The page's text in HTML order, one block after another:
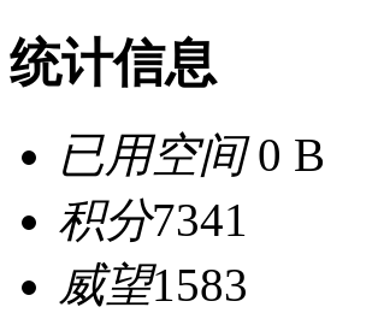
统计信息
已用空间0 B
积分7341
威望1583